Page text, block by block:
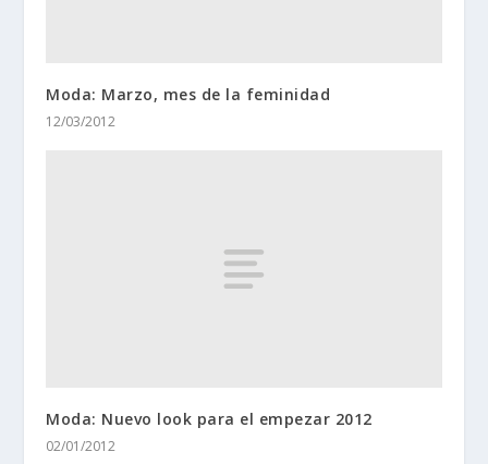
Moda: Marzo, mes de la feminidad
12/03/2012
Moda: Nuevo look para el empezar 2012
02/01/2012